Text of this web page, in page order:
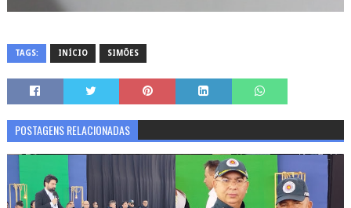
TAGS: INÍCIO SIMÕES
POSTAGENS RELACIONADAS